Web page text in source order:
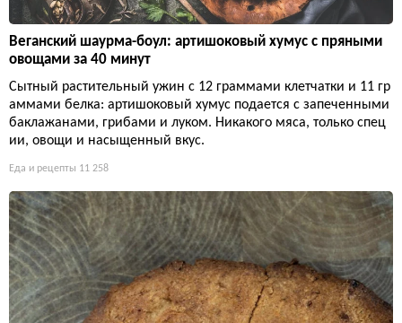
Веганский шаурма-боул: артишоковый хумус с пряными
овощами за 40 минут
Сытный растительный ужин с 12 граммами клетчатки и 11 гр
аммами белка: артишоковый хумус подается с запеченными
баклажанами, грибами и луком. Никакого мяса, только спец
ии, овощи и насыщенный вкус.
Еда и рецепты 11 258